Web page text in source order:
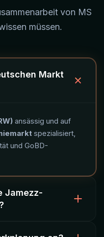
von MS
müssen.
Markt
ansässig und auf
spezialisiert,
und GoBD-
Jamezz-